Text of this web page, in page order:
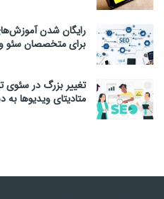
رایگان شدن
برای متخصصان سئو و
تغییر بزرگ در سئوی
متادیتای ویدیوها